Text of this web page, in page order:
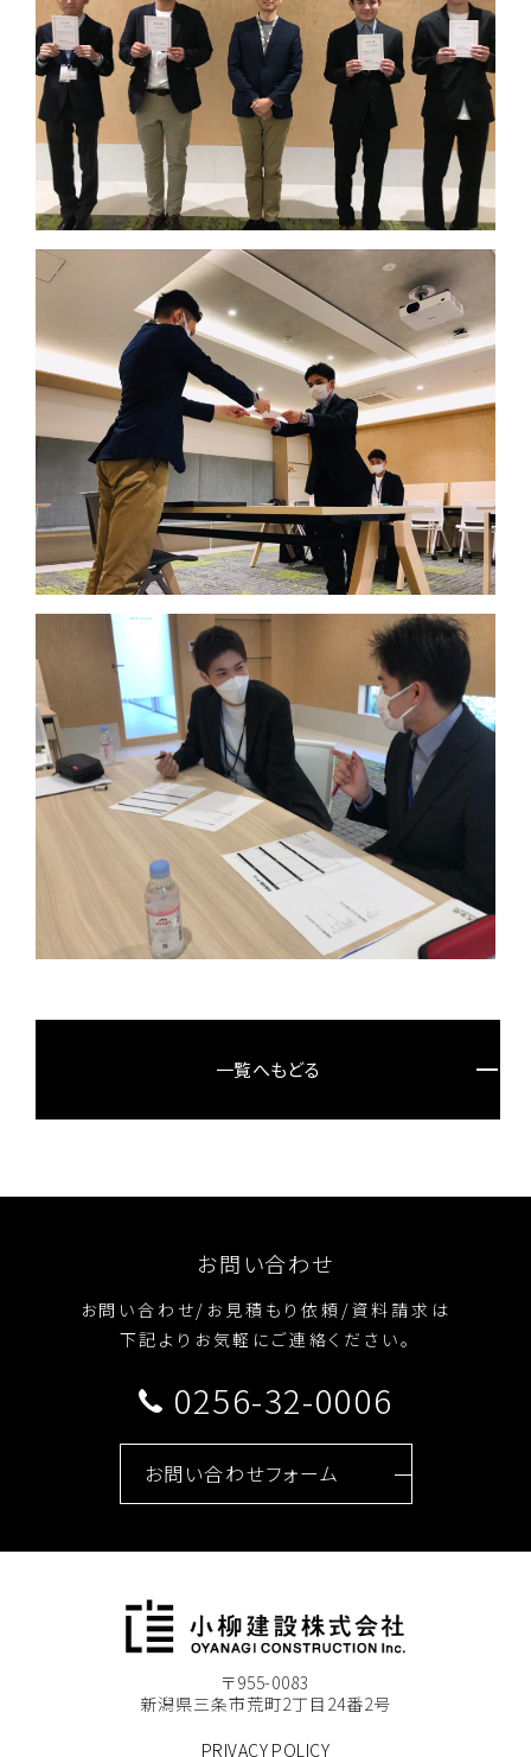
一覧へもどる
お問い合わせ
お問い合わせ/お見積もり依頼/資料請求は
下記よりお気軽にご連絡ください。
0256-32-0006
お問い合わせフォーム
〒955-0083
新潟県三条市荒町2丁目24番2号
PRIVACY POLICY